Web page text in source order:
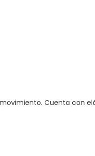
Cuenta con